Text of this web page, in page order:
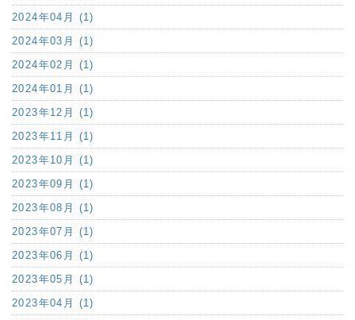
2024年04月 (1)
2024年03月 (1)
2024年02月 (1)
2024年01月 (1)
2023年12月 (1)
2023年11月 (1)
2023年10月 (1)
2023年09月 (1)
2023年08月 (1)
2023年07月 (1)
2023年06月 (1)
2023年05月 (1)
2023年04月 (1)